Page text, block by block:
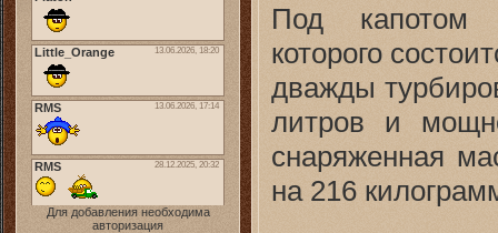
Для добавления необходима
авторизация
Под капотом
которого
дважды
литров и
снаряженная
на 216